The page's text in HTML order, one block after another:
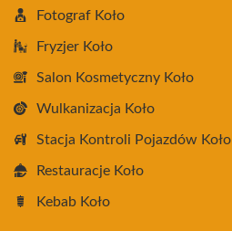
Fotograf Koło
Fryzjer Koło
Salon Kosmetyczny Koło
Wulkanizacja Koło
Stacja Kontroli Pojazdów Koło
Restauracje Koło
Kebab Koło